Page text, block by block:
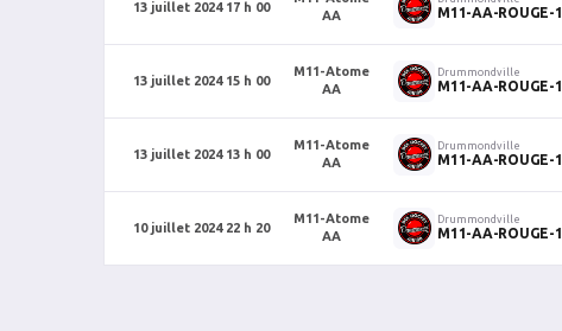
13 juillet 2024 17 h 00
AA
M11-AA-ROUGE-1
13 juillet 2024 15 h 00
M11-Atome
AA
Drummondville
M11-AA-ROUGE-1
13 juillet 2024 13 h 00
M11-Atome
AA
Drummondville
M11-AA-ROUGE-1
10 juillet 2024 22 h 20
M11-Atome
AA
Drummondville
M11-AA-ROUGE-1